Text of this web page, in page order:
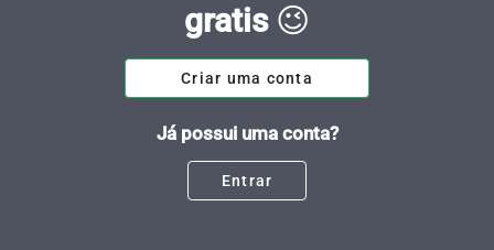
gratis😉
Criar uma conta
Já possui uma conta?
Entrar